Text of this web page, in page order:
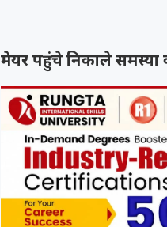
मेयर पहुंचे निकाले समस्या